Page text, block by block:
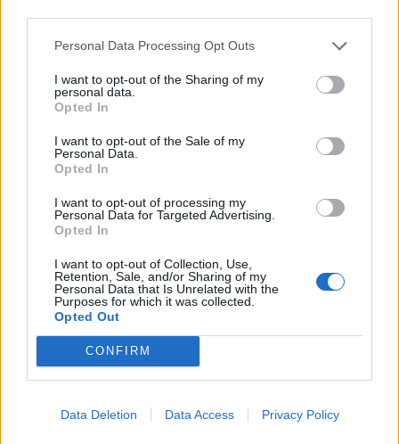
Personal Data Processing Opt Outs
I want to opt-out of the Sharing of my
personal data.
Opted In
I want to opt-out of the Sale of my
Personal Data.
Opted In
I want to opt-out of processing my
Personal Data for Targeted Advertising.
Opted In
I want to opt-out of Collection, Use,
Retention, Sale, and/or Sharing of my
Personal Data that Is Unrelated with the
Purposes for which it was collected.
Opted Out
CONFIRM
Data Deletion Data Access Privacy Policy
Θέσεις εργασίας
Όλες οι Θέσεις Εργασίας
Θέσεις Εργασίας ανά Εταιρεία
Κέντρο Βοήθειας
Υπηρεσίες υποψηφίων
Καταχώρηση Online Βιογραφικού
Συμβουλές Καριέρας